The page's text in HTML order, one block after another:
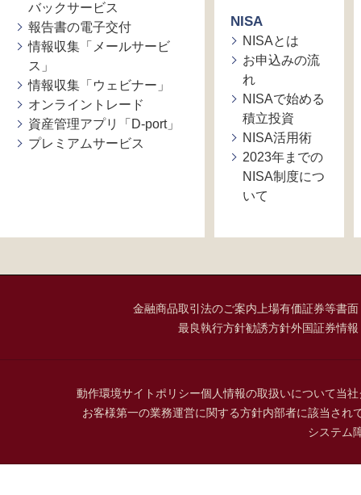
バックサービス
報告書の電子交付
情報収集「メールサービ
ス」
情報収集「ウェビナー」
オンライントレード
資産管理アプリ「D-port」
プレミアムサービス
NISA
NISAとは
お申込みの流
れ
NISAで始める
積立投資
NISA活用術
2023年までの
NISA制度につ
いて
金融商品取引法のご案内上場有価証券等書
最良執行方針勧誘方針外国証券情
動作環境サイトポリシー個人情報の取扱いについて当
お客様第一の業務運営に関する方針内部者に該当され
システム